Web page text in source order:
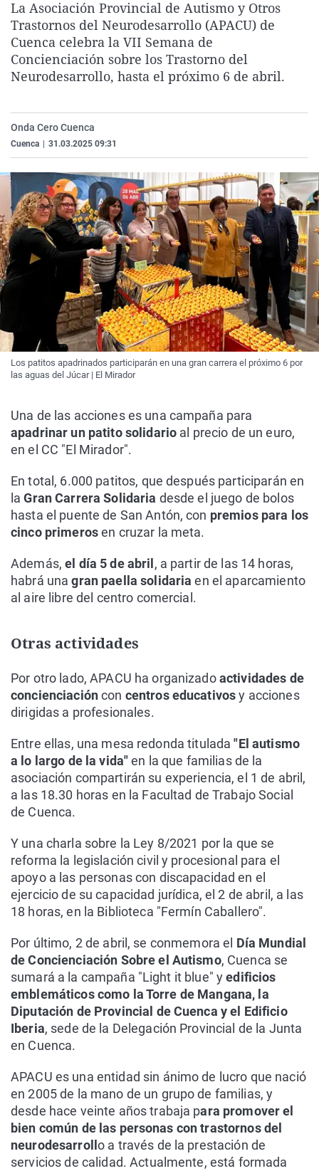
La rosa de los vientos
Gente viajera
Como el perro y el
Caso
Retornados
Equipo de
Extremadura
Galicia
La Rioja
País Vasco
Virales
Televisión
Elecciones
La Asociación Provincial de Autismo y Otros
Trastornos del Neurodesarrollo (APACU) de
Cuenca celebra la VII Semana de
Concienciación sobre los Trastorno del
Neurodesarrollo, hasta el próximo 6 de abril.
Onda Cero Cuenca
Cuenca 31.03.2025 09:31
Los patitos apadrinados participarán en una gran carrera el próximo 6 por
las aguas del Júcar | El Mirador
Una de las acciones es una campaña para
apadrinar un patito solidario al precio de un euro,
en el CC "El Mirador".
En total, 6.000 patitos, que después participarán en
laGran Carrera Solidaria desde el juego de bolos
hasta el puente de San Antón, con premios para los
cinco primerosen cruzar la meta.
Además,el día 5 de abril , a partir de las 14 horas,
habrá unagran paella solidaria en el aparcamiento
al aire libre del centro comercial.
Otras actividades
Por otro lado, APACU ha organizadoactividades de
concienciacióncon centros educativosy acciones
dirigidas a profesionales.
Entre ellas, una mesa redonda titulada"El autismo
a lo largo de la vida"en la que familias de la
asociación compartirán su experiencia, el 1 de abril,
a las 18.30 horas en la Facultad de Trabajo Social
de Cuenca.
Y una charla sobre la Ley 8/2021 por la que se
reforma la legislación civil y procesional para el
apoyo a las personas con discapacidad en el
ejercicio de su capacidad jurídica, el 2 de abril, a las
18 horas, en la Biblioteca "Fermín Caballero".
Por último, 2 de abril, se conmemora el Día Mundial
de Concienciación Sobre el Autismo, Cuenca se
sumará a la campaña "Light it blue" yedificios
emblemáticos como la Torre de Mangana, la
Diputación de Provincial de Cuenca y el Edificio
Iberia, sede de la Delegación Provincial de la Junta
en Cuenca.
APACU es una entidad sin ánimo de lucro que nació
en 2005 de la mano de un grupo de familias, y
desde hace veinte años trabaja para promover el
bien común de las personas con trastornos del
neurodesarroll o a través de la prestación de
servicios de calidad. Actualmente, está formada